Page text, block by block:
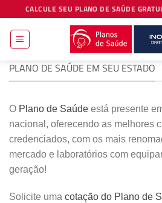
to
content
CALCULE SEU PLANO DE SAÚDE
PLANO DE SAÚDE EM SEU ESTADO
O Plano de Saúde está presente
nacional, oferecendo as melhores
credenciados, com os mais
mercado e laboratórios com
geração!
Solicite uma cotação do Plano de